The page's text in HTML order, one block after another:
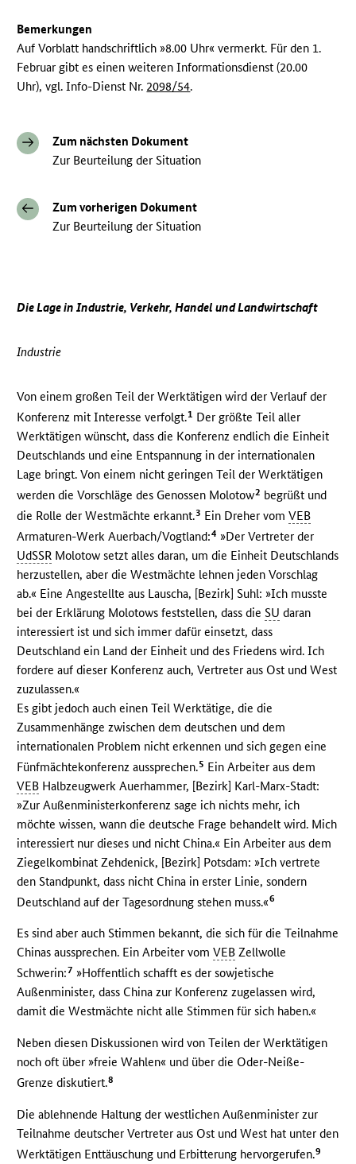
Bemerkungen
Auf Vorblatt handschriftlich »8.00 Uhr« vermerkt. Für den 1.
Februar gibt es einen weiteren Informationsdienst (20.00
Uhr), vgl. Info-Dienst Nr. 2098/54.
Zum nächsten Dokument
Zur Beurteilung der Situation
Zum vorherigen Dokument
Zur Beurteilung der Situation
Die Lage in Industrie, Verkehr, Handel und Landwirtschaft
Industrie
Von einem großen Teil der Werktätigen wird der Verlauf der
Konferenz mit Interesse verfolgt.1 Der größte Teil aller
Werktätigen wünscht, dass die Konferenz endlich die Einheit
Deutschlands und eine Entspannung in der internationalen
Lage bringt. Von einem nicht geringen Teil der Werktätigen
werden die Vorschläge des Genossen Molotow2 begrüßt und
die Rolle der Westmächte erkannt.3 Ein Dreher vomVEB
Armaturen-Werk Auerbach/Vogtland:4 »Der Vertreter der
UdSSR Molotow setzt alles daran, um die Einheit Deutschlands
herzustellen, aber die Westmächte lehnen jeden Vorschlag
ab.« Eine Angestellte aus Lauscha, [Bezirk] Suhl: »Ich musste
bei der Erklärung Molotows feststellen, dass dieSU daran
interessiert ist und sich immer dafür einsetzt, dass
Deutschland ein Land der Einheit und des Friedens wird. Ich
fordere auf dieser Konferenz auch, Vertreter aus Ost und West
zuzulassen.«
Es gibt jedoch auch einen Teil Werktätige, die die
Zusammenhänge zwischen dem deutschen und dem
internationalen Problem nicht erkennen und sich gegen eine
Fünfmächtekonferenz aussprechen.5 Ein Arbeiter aus dem
VEB Halbzeugwerk Auerhammer, [Bezirk] Karl-Marx-Stadt:
»Zur Außenministerkonferenz sage ich nichts mehr, ich
möchte wissen, wann die deutsche Frage behandelt wird. Mich
interessiert nur dieses und nicht China.« Ein Arbeiter aus dem
Ziegelkombinat Zehdenick, [Bezirk] Potsdam: »Ich vertrete
den Standpunkt, dass nicht China in erster Linie, sondern
Deutschland auf der Tagesordnung stehen muss.«6
Es sind aber auch Stimmen bekannt, die sich für die Teilnahme
Chinas aussprechen. Ein Arbeiter vomVEB Zellwolle
Schwerin:7 »Hoffentlich schafft es der sowjetische
Außenminister, dass China zur Konferenz zugelassen wird,
damit die Westmächte nicht alle Stimmen für sich haben.«
Neben diesen Diskussionen wird von Teilen der Werktätigen
noch oft über »freie Wahlen« und über die Oder-Neiße-
Grenze diskutiert.8
Die ablehnende Haltung der westlichen Außenminister zur
Teilnahme deutscher Vertreter aus Ost und West hat unter den
Werktätigen Enttäuschung und Erbitterung hervorgerufen.9